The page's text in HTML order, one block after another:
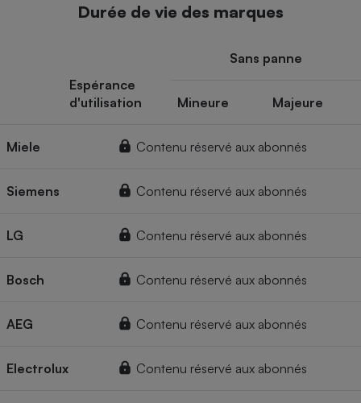
Durée de vie des marques
Espérance
d'utilisation
Sans panne
Mineure Majeure
Miele Contenu réservé aux abonnés
Siemens Contenu réservé aux abonnés
LG Contenu réservé aux abonnés
Bosch Contenu réservé aux abonnés
AEG Contenu réservé aux abonnés
Electrolux Contenu réservé aux abonnés